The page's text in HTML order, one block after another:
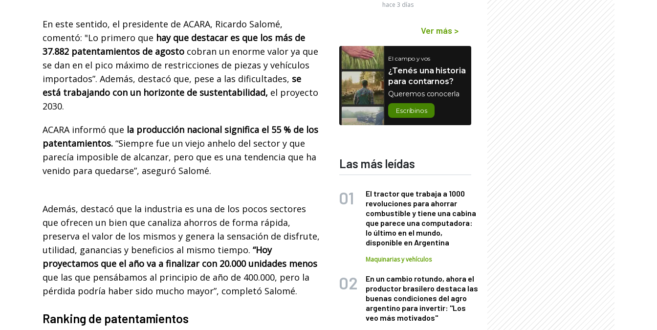
En este sentido, el presidente de ACARA, Ricardo Salomé,
comentó: "Lo primero que hay que destacar es que los más de
37.882 patentamientos de agosto cobran un enorme valor ya que
se dan en el pico máximo de restricciones de piezas y vehículos
importados”. Además, destacó que, pese a las dificultades, se
está trabajando con un horizonte de sustentabilidad, el proyecto
2030.
ACARA informó que la producción nacional significa el 55 % de los
patentamientos. “Siempre fue un viejo anhelo del sector y que
parecía imposible de alcanzar, pero que es una tendencia que ha
venido para quedarse”, aseguró Salomé.
Además, destacó que la industria es una de los pocos sectores
que ofrecen un bien que canaliza ahorros de forma rápida,
preserva el valor de los mismos y genera la sensación de disfrute,
utilidad, ganancias y beneficios al mismo tiempo. “Hoy
proyectamos que el año va a finalizar con 20.000 unidades menos
que las que pensábamos al principio de año de 400.000, pero la
pérdida podría haber sido mucho mayor”, completó Salomé.
Ranking de patentamientos
hace 3 días
Ver más >
El campo y vos
¿Tenés una historia
para contarnos?
Queremos conocerla
Escribinos
Las más leídas
El tractor que trabaja a 1000
revoluciones para ahorrar
combustible y tiene una cabina
que parece una computadora:
lo último en el mundo,
disponible en Argentina
Maquinarias y vehículos
En un cambio rotundo, ahora el
productor brasilero destaca las
buenas condiciones del agro
argentino para invertir: "Los
veo más motivados"